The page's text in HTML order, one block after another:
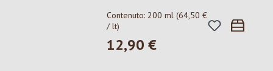
Contenuto:200 ml(64,50 €
/ lt)
Prezzo normale:
12,90 €